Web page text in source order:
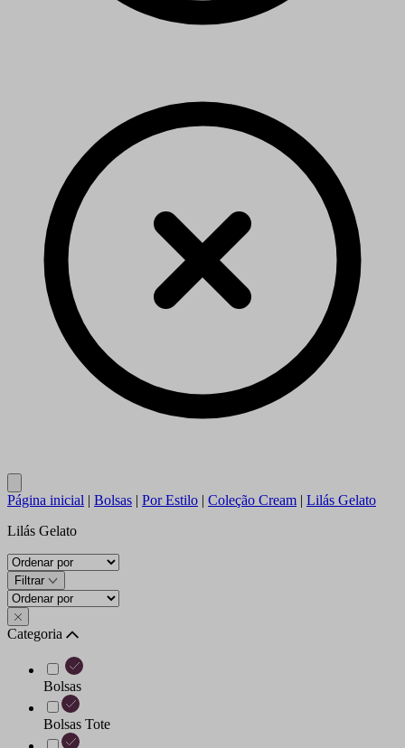
Página inicial | Bolsas | Por Estilo | Coleção Cream | Lilás Gelato
Lilás Gelato
Filtrar
Categoria
Bolsas
Bolsas Tote